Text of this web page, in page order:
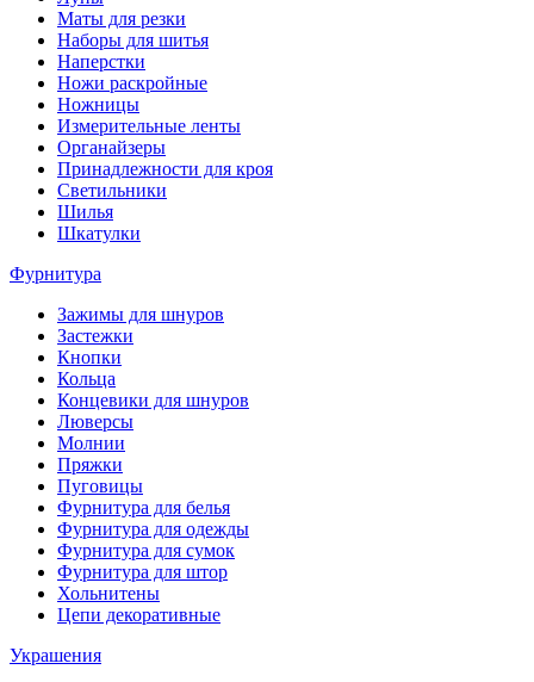
Маты для резки
Наборы для шитья
Наперстки
Ножи раскройные
Ножницы
Измерительные ленты
Органайзеры
Принадлежности для кроя
Светильники
Шилья
Шкатулки
Фурнитура
Зажимы для шнуров
Застежки
Кнопки
Кольца
Концевики для шнуров
Люверсы
Молнии
Пряжки
Пуговицы
Фурнитура для белья
Фурнитура для одежды
Фурнитура для сумок
Фурнитура для штор
Хольнитены
Цепи декоративные
Украшения